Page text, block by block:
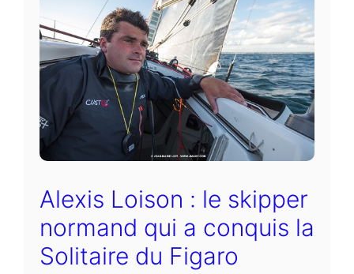
Alexis Loison : le skipper
normand qui a conquis la
Solitaire du Figaro